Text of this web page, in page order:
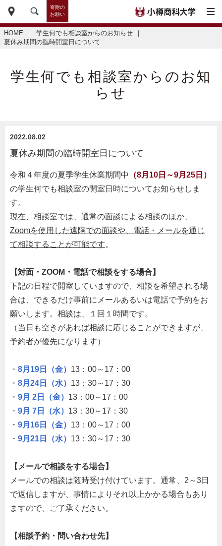
寄附の
お願い
HOME ｜ 学生何でも相談室からのお知らせ
｜
夏休み期間の臨時開室日について
学生何でも相談室からのお知
らせ
2022.08.02
夏休み期間の臨時開室日について
令和４年度の夏季学生休業期間中
（8月10日～9月25日）
の学生何でも相談室の開室日時についてお知らせしま
す。
現在、相談室では、通常の面談による相談のほか、
Zoomを使用した遠隔での面談や、電話・メールを通じ
て相談することが可能です。
【対面・ZOOM・電話で相談をする場合】
下記の日程で開室していますので、相談を希望される場
合は、できるだけ事前にメールあるいは電話で予約をお
願いします。相談は、１回１時間です。
（当日も空きがあれば相談に応じることができますが、
予約者が優先になります）
・ 8月19日（金） 13：00～17：00
・ 8月24日（水） 13：30～17：30
・ 9月 2日（金） 13：00～17：00
・ 9月 7日（水） 13：30～17：30
・ 9月16日（金） 13：00～17：00
・ 9月21日（水） 13：30～17：30
【メールで相談をする場合】
メールでの相談は随時受け付けています。通常、2～3日
で返信しますが、事情によりそれ以上かかる場合もあり
ますので、ご了承ください。
【相談予約・問い合わせ先】